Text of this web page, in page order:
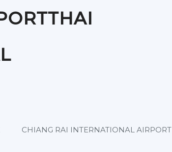
CHIANG RAI INTERNATIONAL AIRPORT